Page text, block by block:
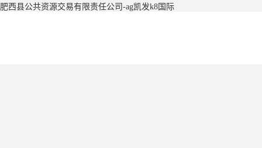
肥西县公共资源交易有限责任公司-ag凯发k8国际